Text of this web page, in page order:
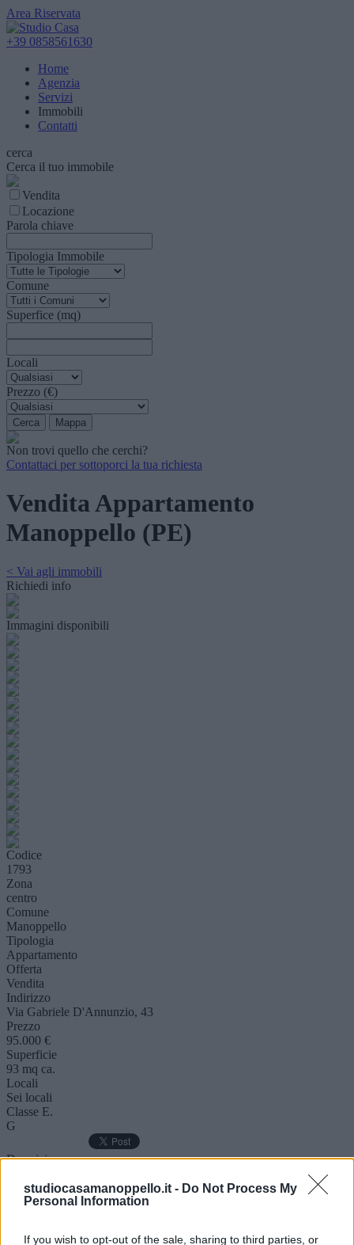
studiocasamanoppello.it - Do Not Process My
Personal Information
If you wish to opt-out of the sale, sharing to third parties, or
Area Riservata
+39 0858561630
Home
Agenzia
Servizi
Immobili
Contatti
cerca
Cerca il tuo immobile
Vendita
Locazione
Parola chiave
Tipologia Immobile
Comune
Superfice (mq)
Locali
Prezzo (€)
Non trovi quello che cerchi?
Contattaci per sottoporci la tua richiesta
Vendita Appartamento
Manoppello (PE)
< Vai agli immobili
Richiedi info
Immagini disponibili
Codice
1793
Zona
centro
Comune
Manoppello
Tipologia
Appartamento
Offerta
Vendita
Indirizzo
Via Gabriele D'Annunzio, 43
Prezzo
95.000 €
Superficie
93 mq ca.
Locali
Sei locali
Classe E.
G
Descrizione
Mappa
**Appartamento in Vendita - Investimento Ideale** Scopri questo